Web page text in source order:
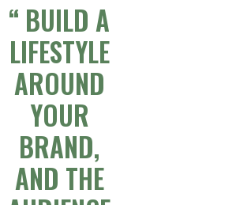
BUILD A
LIFESTYLE
AROUND
YOUR
BRAND,
AND THE